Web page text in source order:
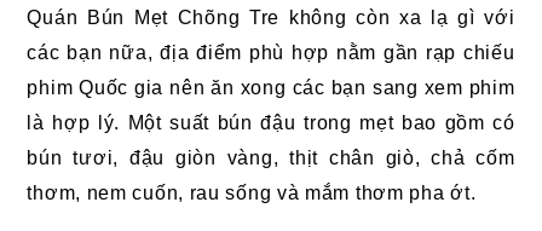
Quán Bún Mẹt Chõng Tre không còn xa lạ gì với
các bạn nữa, địa điểm phù hợp nằm gần rạp chiếu
phim Quốc gia nên ăn xong các bạn sang xem phim
là hợp lý. Một suất bún đậu trong mẹt bao gồm có
bún tươi, đậu giòn vàng, thịt chân giò, chả cốm
thơm, nem cuốn, rau sống và mắm thơm pha ớt.